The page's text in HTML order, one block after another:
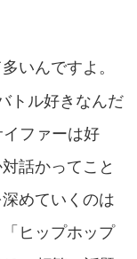
いんですよ。
トル好きなんだ
ファーは好
話かってこと
めていくのは
ヒップホップ